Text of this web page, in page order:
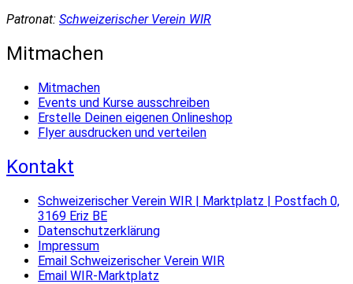
Patronat: Schweizerischer Verein WIR
Mitmachen
Mitmachen
Events und Kurse ausschreiben
Erstelle Deinen eigenen Onlineshop
Flyer ausdrucken und verteilen
Kontakt
Schweizerischer Verein WIR | Marktplatz | Postfach 0,
3169 Eriz BE
Datenschutzerklärung
Impressum
Email Schweizerischer Verein WIR
Email WIR-Marktplatz